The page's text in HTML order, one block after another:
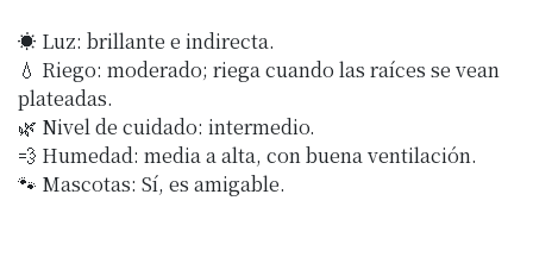
☀️ Luz: brillante e indirecta.
💧 Riego: moderado; riega cuando las raíces se vean
plateadas.
🌿 Nivel de cuidado: intermedio.
💨 Humedad: media a alta, con buena ventilación.
🐾 Mascotas: Sí, es amigable.